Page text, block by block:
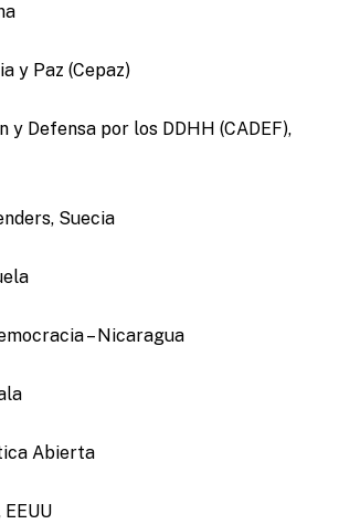
y Paz (Cepaz)
y Defensa por los DDHH (CADEF),
Suecia
– Nicaragua
Abierta